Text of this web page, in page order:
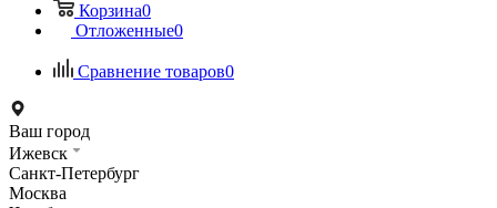
Корзина0
Отложенные0
Сравнение товаров0
Ваш город
Ижевск
Санкт-Петербург
Москва